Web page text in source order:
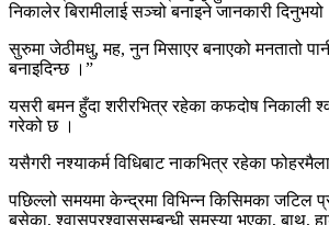
निकालेर बिरामीलाई सञ्चो बनाइने जानकारी दिनुभयो
सुरुमा जेठीमधु, मह, नुन मिसाएर बनाएको मनतातो
बनाइदिन्छ ।”
यसरी बमन हुँदा शरीरभित्र रहेका कफदोष निकाली
गरेको छ ।
यसैगरी नश्याकर्म विधिबाट नाकभित्र रहेका
पछिल्लो समयमा केन्द्रमा विभिन्न किसिमका
बसेका, श्वासप्रश्वाससम्बन्धी समस्या भएका, बाथ,